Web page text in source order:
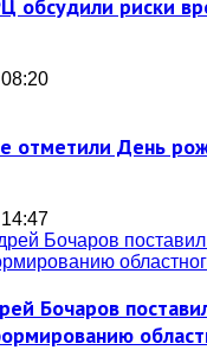
обсудили риски
отметили День
Бочаров